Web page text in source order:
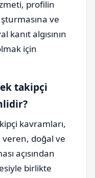
profilin
ve
kanıt algısının
için
takipçi
kavramları,
veren, doğal ve
açısından
birlikte